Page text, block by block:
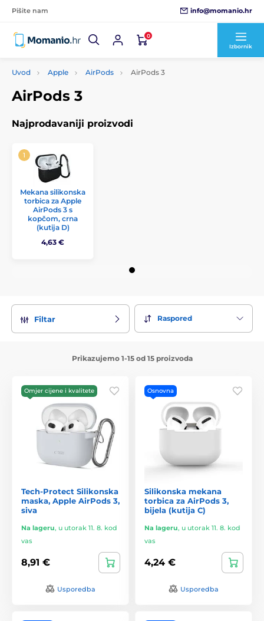
Pišite nam info@momanio.hr
0
Izbornik
Uvod Apple AirPods AirPods 3
AirPods 3
Najprodavaniji proizvodi
Mekana silikonska
torbica za Apple
AirPods 3 s
kopčom, crna
(kutija D)
4,63 €
Filtar Raspored
Prikazujemo 1-15 od 15 proizvoda
Omjer cijene i kvalitete
Tech-Protect Silikonska
maska, Apple AirPods 3,
siva
Na lageru, u utorak 11. 8. kod
vas
8,91 €
Usporedba
Osnovna
Silikonska mekana
torbica za AirPods 3,
bijela (kutija C)
Na lageru, u utorak 11. 8. kod
vas
4,24 €
Usporedba